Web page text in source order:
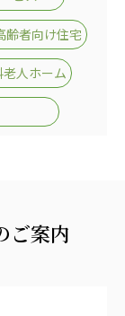
齢者向け住宅
人ホーム
ご案内